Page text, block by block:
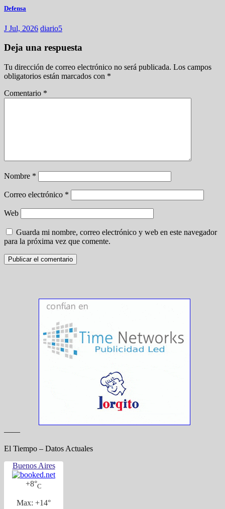
Defensa
J Jul, 2026 diario5
Deja una respuesta
Tu dirección de correo electrónico no será publicada. Los campos
obligatorios están marcados con *
Comentario *
Nombre *
Correo electrónico *
Web
Guarda mi nombre, correo electrónico y web en este navegador
para la próxima vez que comente.
——
El Tiempo – Datos Actuales
Buenos Aires
+8°C
Max: +14°